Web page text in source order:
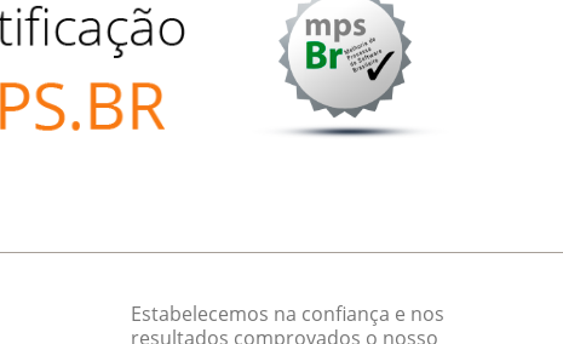
Estabelecemos na confiança e nos
resultados comprovados o nosso